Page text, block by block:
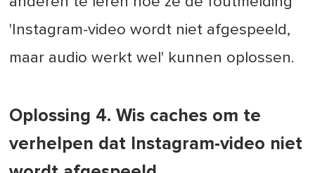
'Instagram-video wordt niet afgespeeld,
maar audio werkt wel' kunnen oplossen.
Oplossing 4. Wis caches om te
verhelpen dat Instagram-video niet